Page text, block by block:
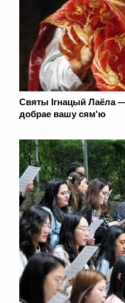
Святы Ігнацый Лаёла —
добрае вашу сям'ю